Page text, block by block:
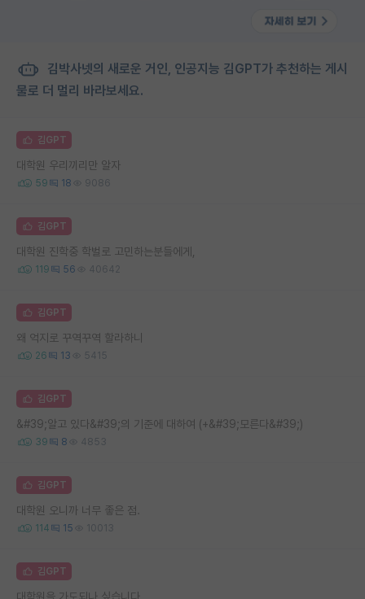
김박사넷의 새로운 거인, 인공지능 김GPT가 추천하는 게시
물로 더 멀리 바라보세요.
김GPT
대학원 우리끼리만 알자
59 18 9086
김GPT
대학원 진학중 학벌로 고민하는분들에게,
119 56 40642
김GPT
왜 억지로 꾸역꾸역 할라하니
26 13 5415
김GPT
&#39;알고 있다&#39;의 기준에 대하여 (+&#39;모른다&#39;)
39 8 4853
김GPT
대학원 오니까 너무 좋은 점.
114 15 10013
김GPT
대학원을 가도되나 싶습니다